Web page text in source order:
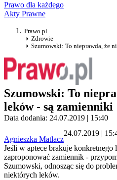
Prawo dla każdego
Akty Prawne
Prawo.pl
Zdrowie
Szumowski: To nieprawda, że
Szumowski: To
leków - są zamienniki
Data dodania: 24.07.2019 | 15:40
Agnieszka Matłacz
24.07.2019 |
Jeśli w aptece brakuje konkretnego
zaproponować zamiennik -
Szumowski, odnosząc się do
niektórych leków.